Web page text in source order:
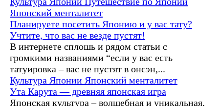
Японский менталитет
Планируете посетить Японию и у вас тату?
Учтите, что вас не везде пустят!
В интернете сплошь и рядом статьи с
громкими названиями “если у вас есть
татуировка – вас не пустят в онсэн,...
Культура Японии Японский менталитет
Ута Карута — древняя японская игра
Японская культура – волшебная и уникальная,